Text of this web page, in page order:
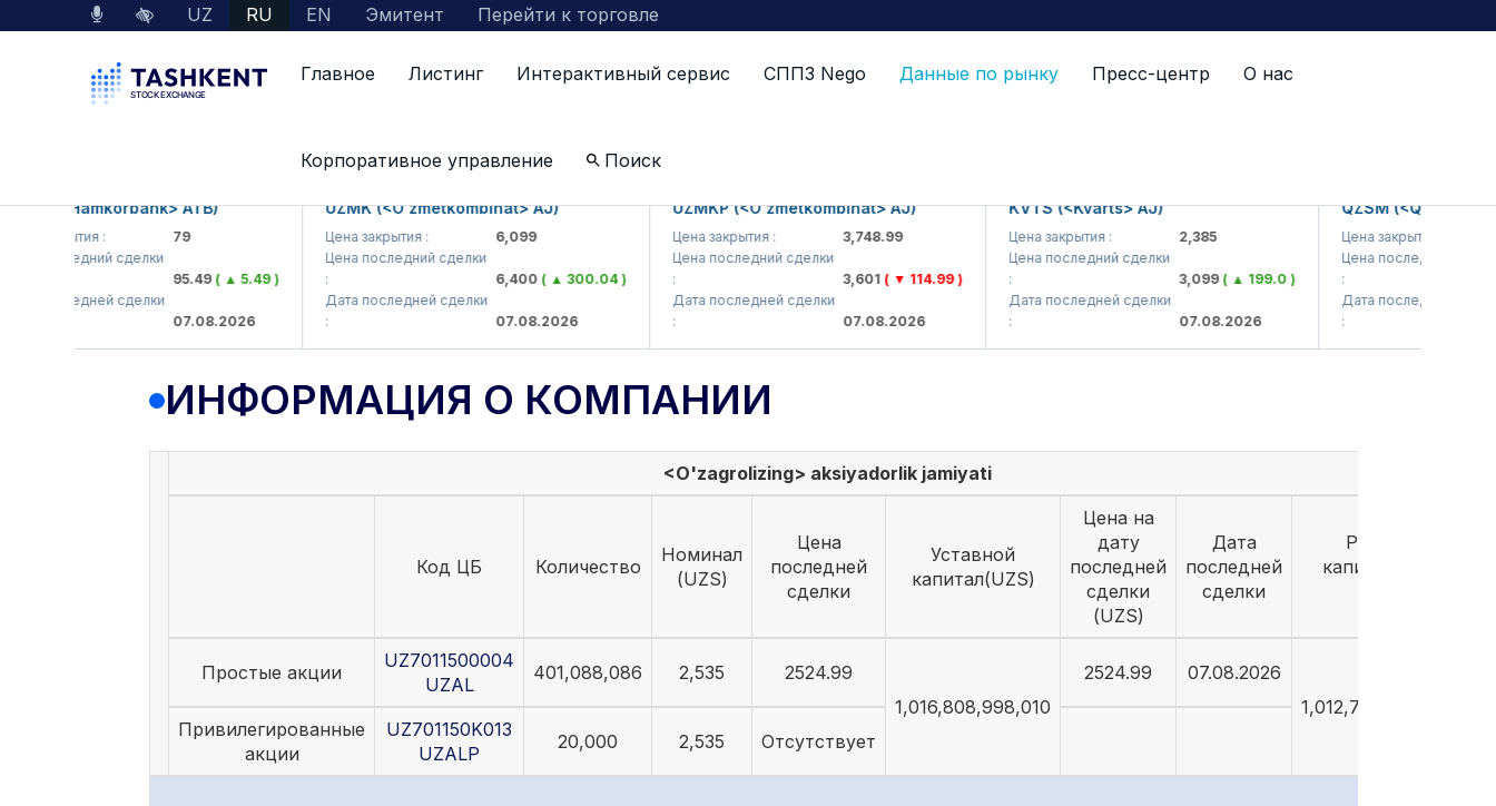
UZ RU EN Эмитент Перейти к торговле
Главное Листинг Интерактивный сервис СППЗ Nego Данные по рынку Пресс-центр О нас
Корпоративное управление Поиск
Информация о компании
(<Hamkorbank> ATB)
последний сделки
95.49( ▲ 5.49 )
последней сделки
07.08.2026
UZMK (<O'zmetkombinat> AJ)
Цена закрытия :
6,099
Цена последний сделки
6,400( ▲ 300.04 )
Дата последней сделки
07.08.2026
UZMKP (<O'zmetkombinat> AJ)
Цена закрытия :
3,748.99
Цена последний сделки
3,601( ▼ 114.99 )
Дата последней сделки
07.08.2026
KVTS (<Kvarts> AJ)
Цена закрытия :
2,385
Цена последний сделки
3,099( ▲ 199.0 )
Дата последней сделки
07.08.2026
QZSM
Цена закрытия :
Цена последний сделки
Дата последней сделки
ИНФОРМАЦИЯ О КОМПАНИИ
<O'zagrolizing> aksiyadorlik jamiyati
Код ЦБ Количество
Номинал
(UZS)
Цена
последней
сделки
Уставной
капитал(UZS)
Цена на
дату
последней
сделки
(UZS)
Дата
последней
сделки
Рыночная
капитализация
Простые акции
UZ7011500004
UZAL
401,088,086 2,535
2524.99
1,016,808,998,010
2524.99
07.08.2026
1,012,794,106,269.14
Привилегированные
акции
UZ701150K013
UZALP
20,000 2,535 Отсутствует